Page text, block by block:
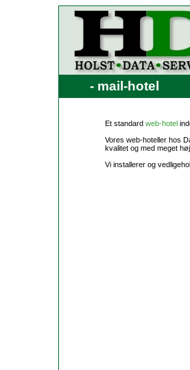
- mail-hotel
Et standard web-hotel
Vores web-hoteller hos
kvalitet og med meget
Vi installerer og